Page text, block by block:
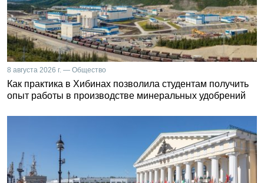
8 августа 2026 г. — Общество
Как практика в Хибинах позволила студентам получить
опыт работы в производстве минеральных удобрений